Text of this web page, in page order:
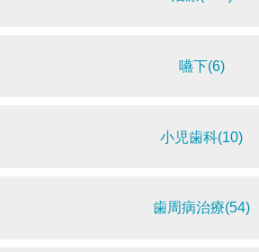
嚥下(6)
小児歯科(10)
歯周病治療(54)